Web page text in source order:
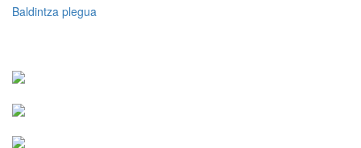
Baldintza plegua